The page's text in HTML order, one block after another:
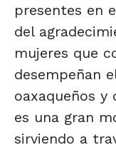
presentes en
del
mujeres que
desempeñan
oaxaqueños y
es una gran
sirviendo a